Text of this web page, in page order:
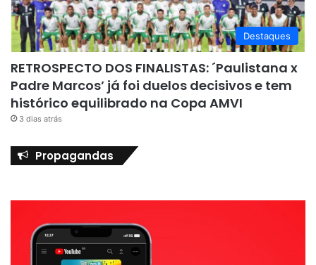
Destaques
RETROSPECTO DOS FINALISTAS: ´Paulistana x
Padre Marcos’ já foi duelos decisivos e tem
histórico equilibrado na Copa AMVI
3 dias atrás
Propagandas